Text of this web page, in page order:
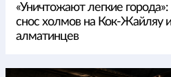
«Уничтожают легкие
снос холмов на Кок-Жайляу
алматинцев